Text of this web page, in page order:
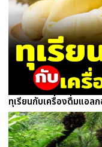
ทุเรียนกับเครื่องดื่มแอล